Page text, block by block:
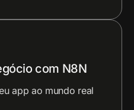
com N8N
app ao mundo real